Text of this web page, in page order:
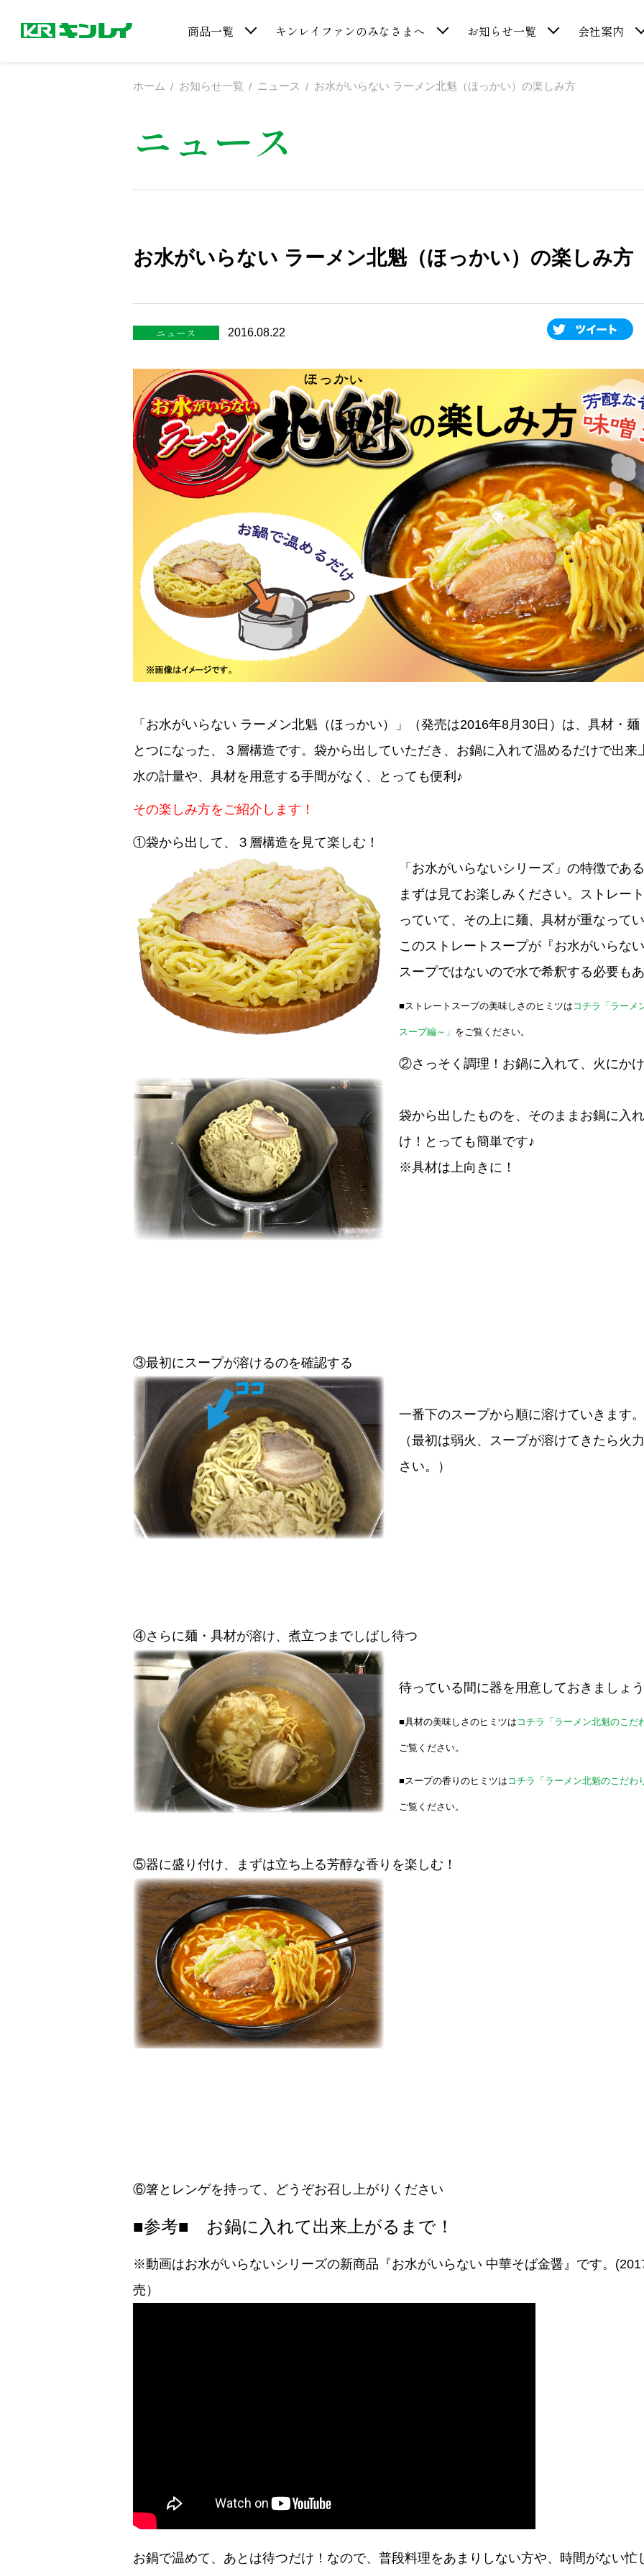
商品一覧 キンレイファンのみなさまへ お知らせ一覧 会社案内
ホーム お知らせ一覧 ニュース お水がいらない ラーメン北魁（ほっかい）の楽しみ方
ニュース
お水がいらない ラーメン北魁（ほっかい）の楽しみ方
ニュース 2016.08.22
「お水がいらない ラーメン北魁（ほっかい）」（発売は2016年8月30日）は、具材・
とつになった、３層構造です。袋から出していただき、お鍋に入れて温めるだけで出来
水の計量や、具材を用意する手間がなく、とっても便利♪
その楽しみ方をご紹介します！
①袋から出して、３層構造を見て楽しむ！
「お水がいらないシリーズ」の特徴であ
まずは見てお楽しみください。ストレー
っていて、その上に麺、具材が重なってい
このストレートスープが『お水がいらな
スープではないので水で希釈する必要もあ
■ストレートスープの美味しさのヒミツは コチラ「ラーメ
スープ編～」 をご覧ください。
②さっそく調理！お鍋に入れて、火にか
袋から出したものを、そのままお鍋に入
け！とっても簡単です♪
※具材は上向きに！
③最初にスープが溶けるのを確認する
一番下のスープから順に溶けていきます。
（最初は弱火、スープが溶けてきたら火
さい。）
④さらに麺・具材が溶け、煮立つまでしばし待つ
待っている間に器を用意しておきましょう
■具材の美味しさのヒミツは コチラ「ラーメン北魁のこだ
ご覧ください。
■スープの香りのヒミツは コチラ「ラーメン北魁のこだわ
ご覧ください。
⑤器に盛り付け、まずは立ち上る芳醇な香りを楽しむ！
⑥箸とレンゲを持って、どうぞお召し上がりください
■参考■ お鍋に入れて出来上がるまで！
※動画はお水がいらないシリーズの新商品『お水がいらない 中華そば金醤』です。
売）
お鍋で温めて、あとは待つだけ！なので、普段料理をあまりしない方や、時間がない忙